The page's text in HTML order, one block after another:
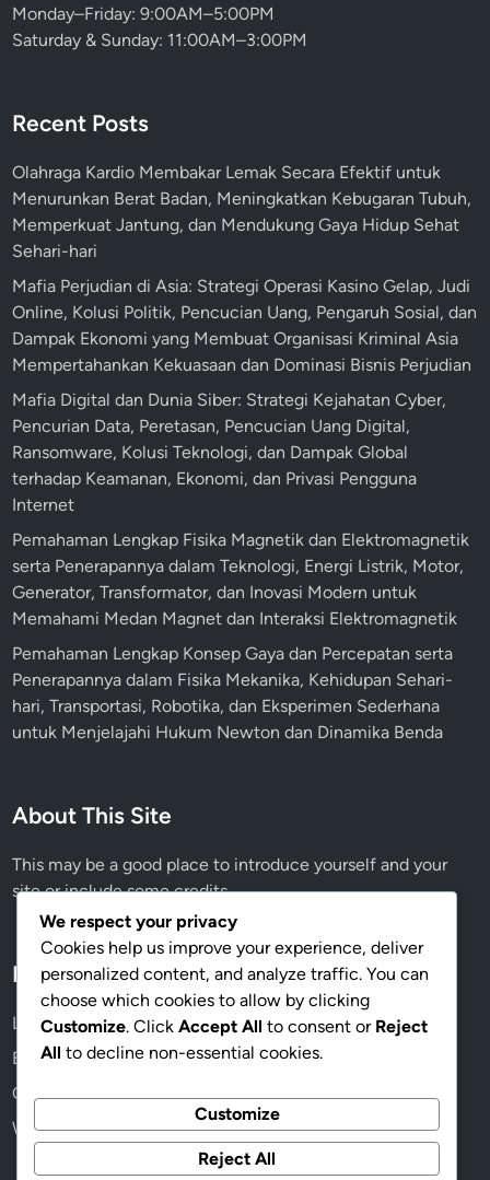
Monday–Friday: 9:00AM–5:00PM
Saturday & Sunday: 11:00AM–3:00PM
Recent Posts
Olahraga Kardio Membakar Lemak Secara Efektif untuk
Menurunkan Berat Badan, Meningkatkan Kebugaran Tubuh,
Memperkuat Jantung, dan Mendukung Gaya Hidup Sehat
Sehari-hari
Mafia Perjudian di Asia: Strategi Operasi Kasino Gelap, Judi
Online, Kolusi Politik, Pencucian Uang, Pengaruh Sosial, dan
Dampak Ekonomi yang Membuat Organisasi Kriminal Asia
Mempertahankan Kekuasaan dan Dominasi Bisnis Perjudian
Mafia Digital dan Dunia Siber: Strategi Kejahatan Cyber,
Pencurian Data, Peretasan, Pencucian Uang Digital,
Ransomware, Kolusi Teknologi, dan Dampak Global
terhadap Keamanan, Ekonomi, dan Privasi Pengguna
Internet
Pemahaman Lengkap Fisika Magnetik dan Elektromagnetik
serta Penerapannya dalam Teknologi, Energi Listrik, Motor,
Generator, Transformator, dan Inovasi Modern untuk
Memahami Medan Magnet dan Interaksi Elektromagnetik
Pemahaman Lengkap Konsep Gaya dan Percepatan serta
Penerapannya dalam Fisika Mekanika, Kehidupan Sehari-
hari, Transportasi, Robotika, dan Eksperimen Sederhana
untuk Menjelajahi Hukum Newton dan Dinamika Benda
About This Site
This may be a good place to introduce yourself and your
site or include some credits.
Meta
Log in
Entries feed
Comments feed
WordPress.org
We respect your privacy
Cookies help us improve your experience, deliver
personalized content, and analyze traffic. You can
choose which cookies to allow by clicking
Customize. Click Accept All to consent or Reject
All to decline non-essential cookies.
Customize
Reject All